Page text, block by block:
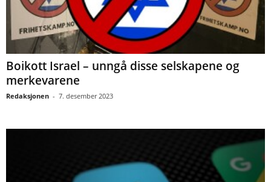
Boikott Israel – unngå disse selskapene og
merkevarene
Redaksjonen - 7. desember 2023